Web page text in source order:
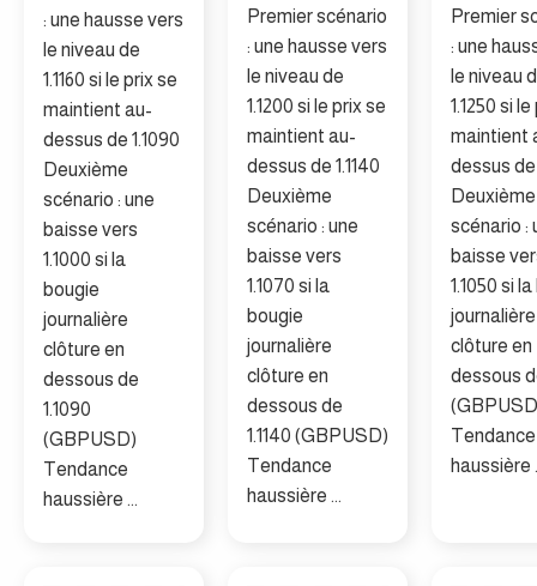
: une hausse vers
le niveau de
1.1160 si le prix se
maintient au-
dessus de 1.1090
Deuxième
scénario : une
baisse vers
1.1000 si la
bougie
journalière
clôture en
dessous de
1.1090
(GBPUSD)
Tendance
haussière ...
Premier scénario
: une hausse vers
le niveau de
1.1200 si le prix se
maintient au-
dessus de 1.1140
Deuxième
scénario : une
baisse vers
1.1070 si la
bougie
journalière
clôture en
dessous de
1.1140 (GBPUSD)
Tendance
haussière ...
Premier
: une
le niveau
1.1250 si
maintient
dessus de
Deuxième
scénario :
baisse
1.1050 si
journalière
clôture en
dessous
Tendance
haussière